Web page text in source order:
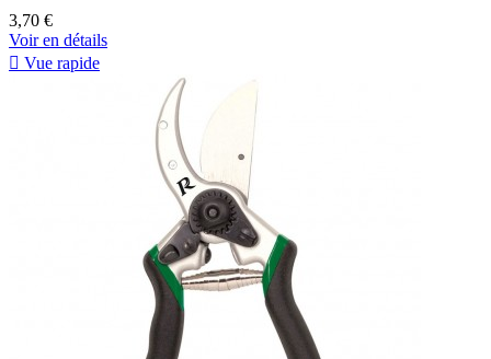
3,70 €
Voir en détails
 Vue rapide